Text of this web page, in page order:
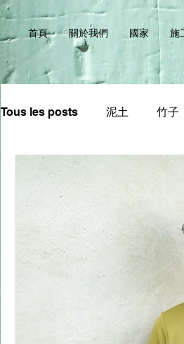
首頁 關於我們 國家 施
Tous les posts 泥土 竹子
修繕與回收 樸門永續設計
木材 劉德輔
吳佳憲